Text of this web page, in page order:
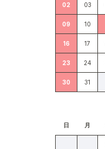
02 03
09 10
16 17
23 24
30 31
日 月